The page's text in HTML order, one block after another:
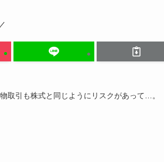
取引も株式と同じようにリスクがあって…。